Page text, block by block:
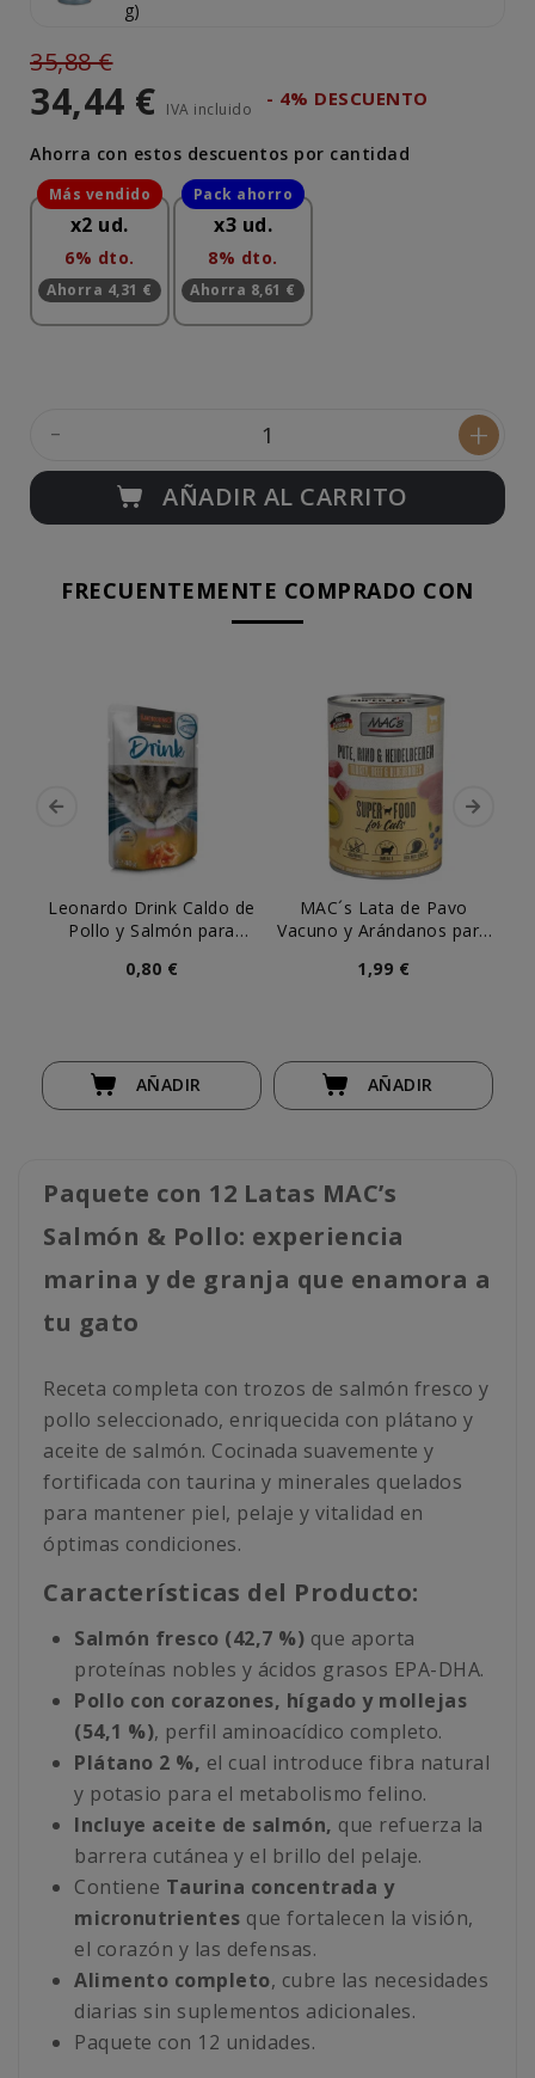
g)
35,88 €
34,44 € IVA incluido - 4% DESCUENTO
Ahorra con estos descuentos por cantidad
x2 ud.
6% dto.
Ahorra 4,31 €
x3 ud.
8% dto.
Ahorra 8,61 €
- +
AÑADIR AL CARRITO
FRECUENTEMENTE COMPRADO CON
Leonardo Drink Caldo de
Pollo y Salmón para
0,80 €
AÑADIR
MAC´s Lata de Pavo
Vacuno y Arándanos para
1,99 €
AÑADIR
Paquete con 12 Latas MAC’s
Salmón & Pollo: experiencia
marina y de granja que enamora a
tu gato
Receta completa con trozos de salmón fresco y
pollo seleccionado, enriquecida con plátano y
aceite de salmón. Cocinada suavemente y
fortificada con taurina y minerales quelados
para mantener piel, pelaje y vitalidad en
óptimas condiciones.
Características del Producto:
Salmón fresco (42,7 %) que aporta
proteínas nobles y ácidos grasos EPA-DHA.
Pollo con corazones, hígado y mollejas
(54,1 %), perfil aminoacídico completo.
Plátano 2 %, el cual introduce fibra natural
y potasio para el metabolismo felino.
Incluye aceite de salmón, que refuerza la
barrera cutánea y el brillo del pelaje.
Contiene Taurina concentrada y
micronutrientes que fortalecen la visión,
el corazón y las defensas.
Alimento completo, cubre las necesidades
diarias sin suplementos adicionales.
Paquete con 12 unidades.